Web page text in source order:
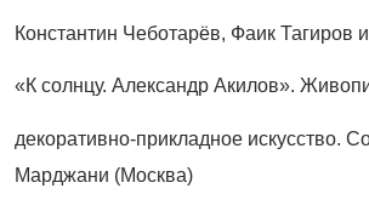
Константин Чеботарёв, Фаик Тагиров
«К солнцу. Александр Акилов».
декоративно-прикладное искусство.
Марджани (Москва)